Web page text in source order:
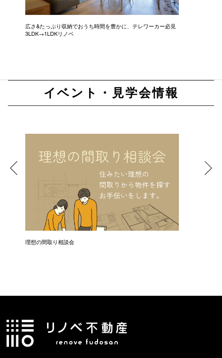
広さ&たっぷり収納でおうち時間を豊かに、テレワーカー必見
3LDK→1LDKリノベ
イベント・見学会情報
理想の間取り相談会